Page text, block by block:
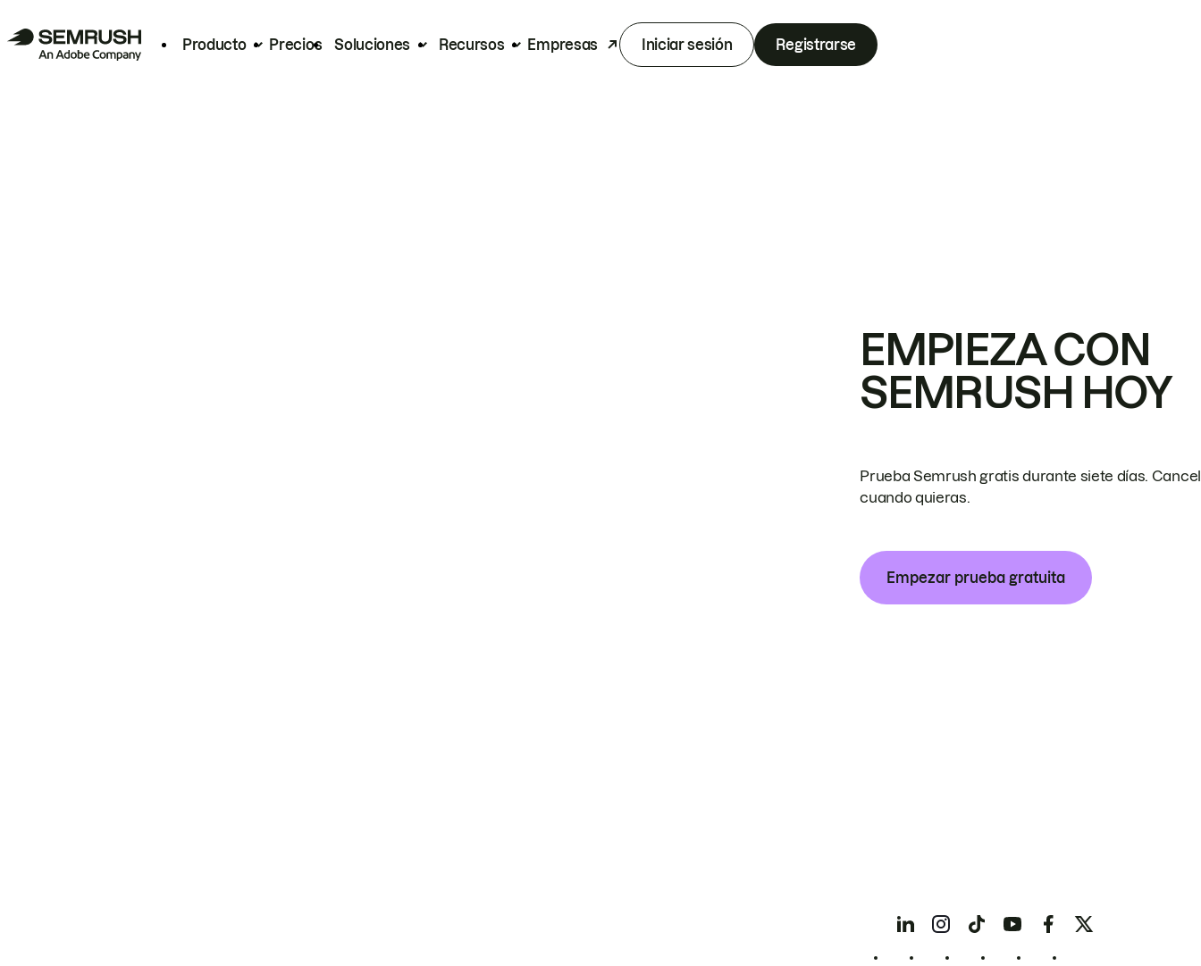
Producto Precios Soluciones Recursos Empresas Iniciar sesión Registrarse
EMPIEZA CON
SEMRUSH HOY
Prueba Semrush gratis durante siete días.
cuando quieras.
Empezar prueba gratuita